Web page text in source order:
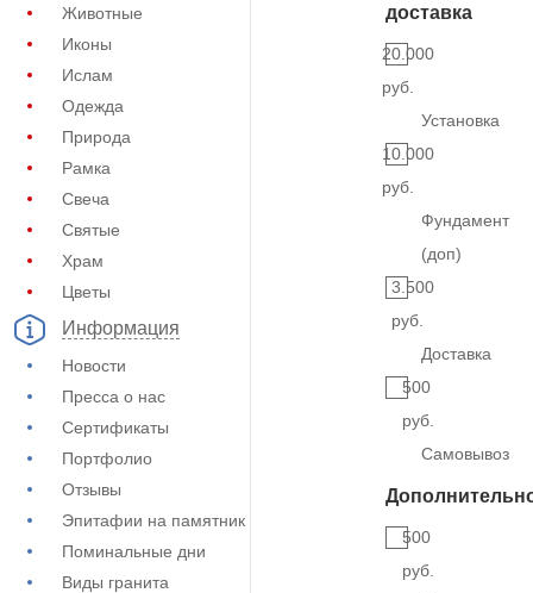
Животные
Иконы
Ислам
Одежда
Природа
Рамка
Свеча
Святые
Храм
Цветы
Информация
Новости
Пресса о нас
Сертификаты
Портфолио
Отзывы
Эпитафии на памятник
Поминальные дни
Виды гранита
доставка
20.000
руб.
Установка
10.000
руб.
Фундамент
(доп)
3.500
руб.
Доставка
500
руб.
Самовывоз
500
руб.